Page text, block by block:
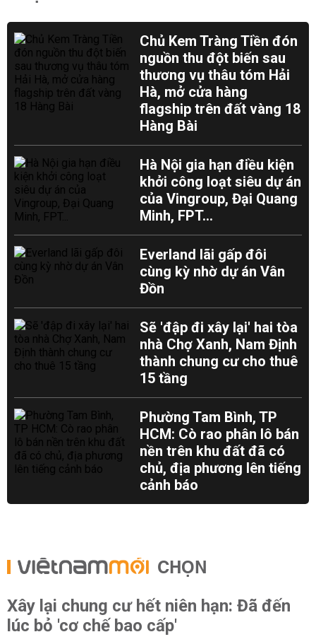
Chủ Kem Tràng Tiền đón
nguồn thu đột biến sau
thương vụ thâu tóm Hải
Hà, mở cửa hàng
flagship trên đất vàng 18
Hàng Bài
Hà Nội gia hạn điều kiện
khởi công loạt siêu dự án
của Vingroup, Đại Quang
Minh, FPT...
Everland lãi gấp đôi
cùng kỳ nhờ dự án Vân
Đồn
Sẽ 'đập đi xây lại' hai tòa
nhà Chợ Xanh, Nam Định
thành chung cư cho thuê
15 tầng
Phường Tam Bình, TP
HCM: Cò rao phân lô bán
nền trên khu đất đã có
chủ, địa phương lên tiếng
cảnh báo
CHỌN
Xây lại chung cư hết niên hạn: Đã đến
lúc bỏ 'cơ chế bao cấp'